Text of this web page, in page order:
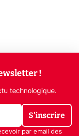
!
technologique.
S'inscrire
par email des